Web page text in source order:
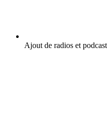
Ajout de radios et